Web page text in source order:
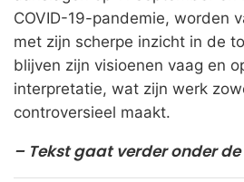
COVID-19-pandemie, worden
met zijn scherpe inzicht in de
blijven zijn visioenen vaag en
interpretatie, wat zijn werk
controversieel maakt.
– Tekst gaat verder onder